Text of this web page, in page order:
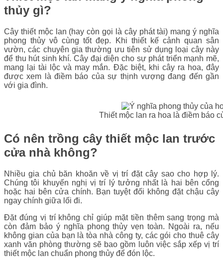
thủy gì?
Cây thiết mộc lan (hay còn gọi là cây phát tài) mang ý nghĩa
phong thủy vô cùng tốt đẹp. Khi thiết kế cảnh quan sân
vườn, các chuyên gia thường ưu tiên sử dụng loại cây này
để thu hút sinh khí. Cây đại diện cho sự phát triển mạnh mẽ,
mang lại tài lộc và may mắn. Đặc biệt, khi cây ra hoa, đây
được xem là điềm báo của sự thịnh vượng đang đến gần
với gia đình.
Thiết mộc lan ra hoa là điềm báo
Có nên trồng cây thiết mộc lan trước
cửa nhà không?
Nhiều gia chủ băn khoăn về vị trí đặt cây sao cho hợp lý.
Chúng tôi khuyến nghị vị trí lý tưởng nhất là hai bên cổng
hoặc hai bên cửa chính. Bạn tuyệt đối không đặt chậu cây
ngay chính giữa lối đi.
Đặt đúng vị trí không chỉ giúp mặt tiền thêm sang trọng mà
còn đảm bảo ý nghĩa phong thủy vẹn toàn. Ngoài ra, nếu
không gian của bạn là tòa nhà công ty, các gói cho thuê cây
xanh văn phòng thường sẽ bao gồm luôn việc sắp xếp vị trí
thiết mộc lan chuẩn phong thủy để đón lộc.